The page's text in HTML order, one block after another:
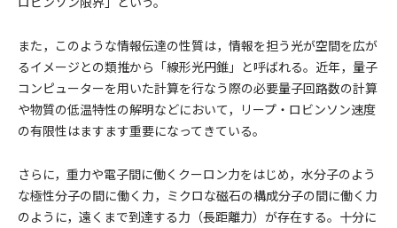
また，このような情報伝達の性質は，情報を担う光が空間を広が
るイメージとの類推から「線形光円錐」と呼ばれる。近年，量子
コンピューターを用いた計算を行なう際の必要量子回路数の計算
や物質の低温特性の解明などにおいて，リープ・ロビンソン速度
の有限性はますます重要になってきている。
さらに，重力や電子間に働くクーロン力をはじめ，水分子のよう
な極性分子の間に働く力，ミクロな磁石の構成分子の間に働く力
のように，遠くまで到達する力（長距離力）が存在する。十分に